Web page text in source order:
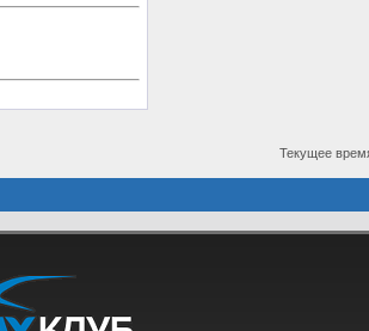
Текущее